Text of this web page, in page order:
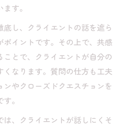
す。
し、クライエントの話を遮ら
イントです。その上で、共感
とで、クライエントが自分の
なります。質問の仕方も工夫
ンやクローズドクエスチョンを
。
、クライエントが話しにくそ